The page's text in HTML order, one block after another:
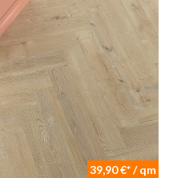
39,90 €* / qm